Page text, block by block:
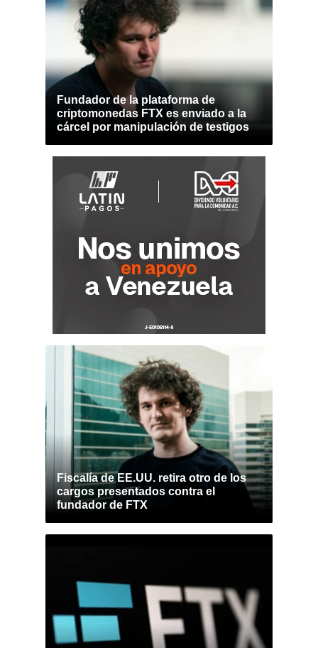
Fundador de la plataforma de
criptomonedas FTX es enviado a la
cárcel por manipulación de testigos
Fiscalía de EE.UU. retira otro de los
cargos presentados contra el
fundador de FTX